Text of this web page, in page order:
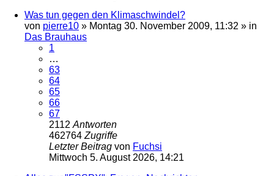
Was tun gegen den Klimaschwindel?
von pierre10 » Montag 30. November 2009, 11:32 » in
Das Brauhaus
1
…
63
64
65
66
67
2112 Antworten
462764 Zugriffe
Letzter Beitrag von Fuchsi
Mittwoch 5. August 2026, 14:21